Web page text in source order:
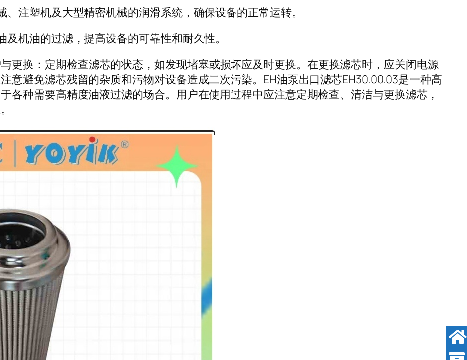
注塑机及大型精密机械的润滑系统，确保设备的正常运转。
机油的过滤，提高设备的可靠性和耐久性。
换：定期检查滤芯的状态，如发现堵塞或损坏应及时更换。在更换滤芯时，应关闭电源
意避免滤芯残留的杂质和污物对设备造成二次污染。EH油泵出口滤芯EH30.00.03是一种高
各种需要高精度油液过滤的场合。用户在使用过程中应注意定期检查、清洁与更换滤芯，